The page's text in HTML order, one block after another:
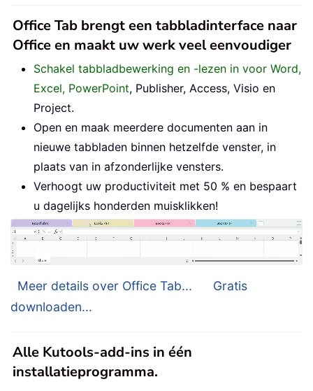
Office Tab brengt een tabbladinterface naar
Office en maakt uw werk veel eenvoudiger
Schakel tabbladbewerking en -lezen in voor Word,
Excel, PowerPoint, Publisher, Access, Visio en
Project.
Open en maak meerdere documenten aan in
nieuwe tabbladen binnen hetzelfde venster, in
plaats van in afzonderlijke vensters.
Verhoogt uw productiviteit met 50 % en bespaart
u dagelijks honderden muisklikken!
Meer details over Office Tab...
Gratis
downloaden...
Alle Kutools-add-ins in één
installatieprogramma.